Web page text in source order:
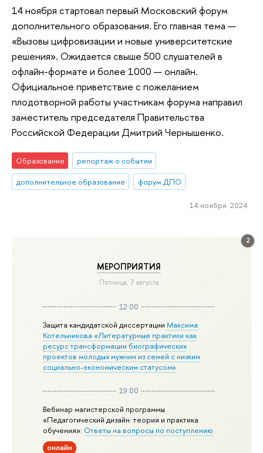
2
МЕРОПРИЯТИЯ
Пятница, 7 августа
12:00
Защита кандидатской диссертацииМаксима
Котельникова «Литературные практики как
ресурс трансформации биографических
проектов молодых мужчин из семей с низким
социально-экономическим статусом»
19:00
Вебинар магистерской программы
«Педагогический дизайн: теория и практика
обучения»: Ответы на вопросы по поступлению
онлайн
14 ноября стартовал первый Московский форум
дополнительного образования. Его главная тема —
«Вызовы цифровизации и новые университетские
решения». Ожидается свыше 500 слушателей в
офлайн-формате и более 1000 — онлайн.
Официальное приветствие с пожеланием
плодотворной работы участникам форума направил
заместитель председателя Правительства
Российской Федерации Дмитрий Чернышенко.
Образование
репортаж о событии
дополнительное образование
форум ДПО
14 ноября 2024